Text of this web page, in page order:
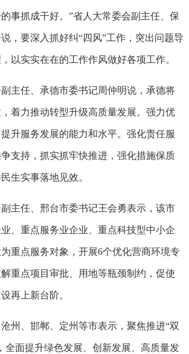
事抓成干好。”省人大常委会副主任、保
，要深入抓好纠“四风”工作，突出问题导
以实实在在的工作作风做好各项工作。
任、承德市委书记周仲明说，承德将
着力推动转型升级高质量发展。强力优
升服务发展的能力和水平。强化责任服
支持，抓实抓牢快推进，强化措施保质
生实事落地见效。
任、邢台市委书记王会勇表示，该市
、重点服务业企业、重点科技型中小企
重点服务对象，开展6个优化营商环境专
重点项目审批、用地等瓶颈制约，促使
再上新台阶。
、邯郸、定州等市表示，聚焦推进“双
全面提升绿色发展、创新发展、高质量发